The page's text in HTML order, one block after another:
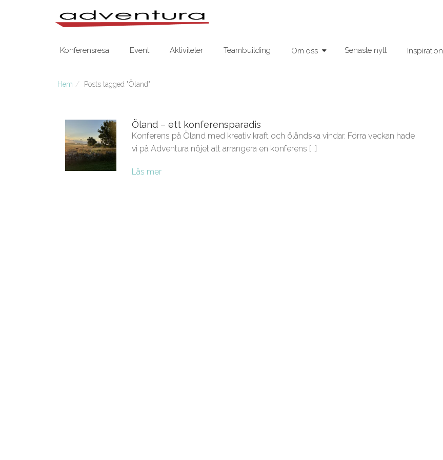
Konferensresa Event Aktiviteter Teambuilding Om oss Senaste nytt Inspiration
Hem Posts tagged "Öland"
Öland – ett konferensparadis
Konferens på Öland med kreativ kraft och öländska vindar. Förra veckan hade
vi på Adventura nöjet att arrangera en konferens […]
Läs mer